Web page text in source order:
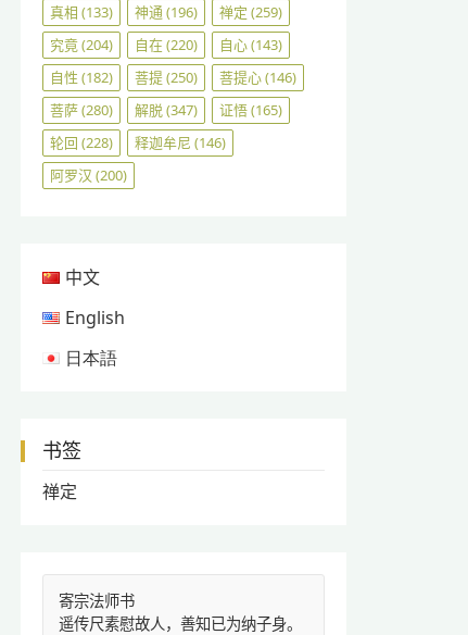
真相 (133) 神通 (196) 禅定 (259)
究竟(204) 自在(220) 自心(143)
自性 (182) 菩提(250) 菩提心(146)
菩萨(280) 解脱(347) 证悟(165)
轮回 (228) 释迦牟尼 (146)
阿罗汉 (200)
中文
English
日本語
书签
禅定
寄宗法师书
遥传尺素慰故人，善知已为纳子身。